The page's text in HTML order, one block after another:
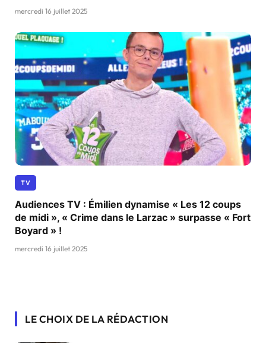
mercredi 16 juillet 2025
TV
Audiences TV : Émilien dynamise « Les 12 coups
de midi », « Crime dans le Larzac » surpasse « Fort
Boyard » !
mercredi 16 juillet 2025
LE CHOIX DE LA RÉDACTION